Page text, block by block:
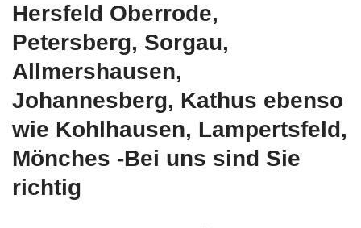
Hersfeld Oberrode,
Petersberg, Sorgau,
Allmershausen,
Johannesberg, Kathus ebenso
wie Kohlhausen, Lampertsfeld,
Mönches -Bei uns sind Sie
richtig